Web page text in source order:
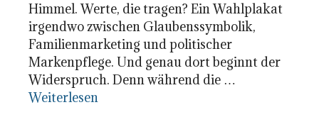
Himmel. Werte, die tragen? Ein Wahlplakat
irgendwo zwischen Glaubenssymbolik,
Familienmarketing und politischer
Markenpflege. Und genau dort beginnt der
Widerspruch. Denn während die …
Weiterlesen